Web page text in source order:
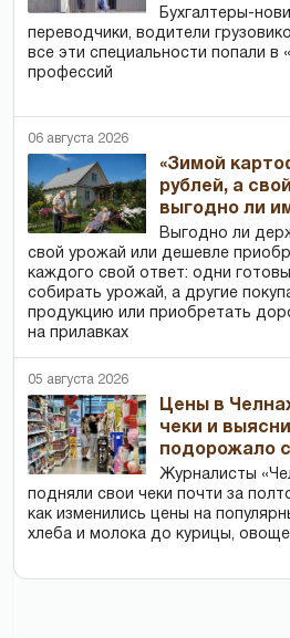
Бухгалтеры-
переводчики, водители
все эти специальности попали в
профессий
06 августа 2026
«Зимой
рублей, а
выгодно ли
Выгодно ли
свой урожай или дешевле
каждого свой ответ: одни
собирать урожай, а другие
продукцию или приобретать
на прилавках
05 августа 2026
Цены в
чеки и
подорожало
Журналисты
подняли свои чеки почти за
как изменились цены на
хлеба и молока до курицы,